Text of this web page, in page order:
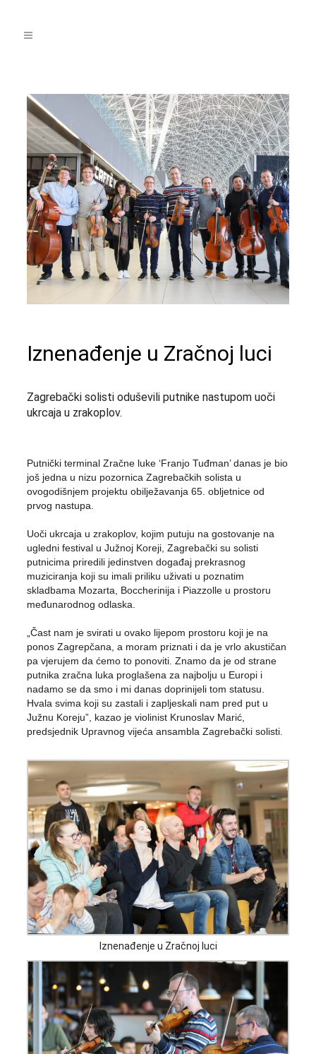
Iznenađenje u Zračnoj luci
Zagrebački solisti oduševili putnike nastupom uoči
ukrcaja u zrakoplov.
Putnički terminal Zračne luke ‘Franjo Tuđman’ danas je bio
još jedna u nizu pozornica Zagrebačkih solista u
ovogodišnjem projektu obilježavanja 65. obljetnice od
prvog nastupa.
Uoči ukrcaja u zrakoplov, kojim putuju na gostovanje na
ugledni festival u Južnoj Koreji, Zagrebački su solisti
putnicima priredili jedinstven događaj prekrasnog
muziciranja koji su imali priliku uživati u poznatim
skladbama Mozarta, Boccherinija i Piazzolle u prostoru
međunarodnog odlaska.
„Čast nam je svirati u ovako lijepom prostoru koji je na
ponos Zagrepčana, a moram priznati i da je vrlo akustičan
pa vjerujem da ćemo to ponoviti. Znamo da je od strane
putnika zračna luka proglašena za najbolju u Europi i
nadamo se da smo i mi danas doprinijeli tom statusu.
Hvala svima koji su zastali i zapljeskali nam pred put u
Južnu Koreju”, kazao je violinist Krunoslav Marić,
predsjednik Upravnog vijeća ansambla Zagrebački solisti.
Iznenađenje u Zračnoj luci